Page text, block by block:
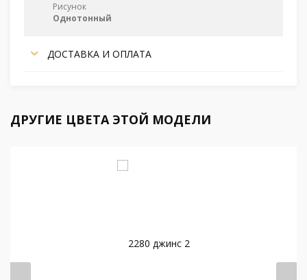
Рисунок
Однотонный
ДОСТАВКА И ОПЛАТА
ДРУГИЕ ЦВЕТА ЭТОЙ МОДЕЛИ